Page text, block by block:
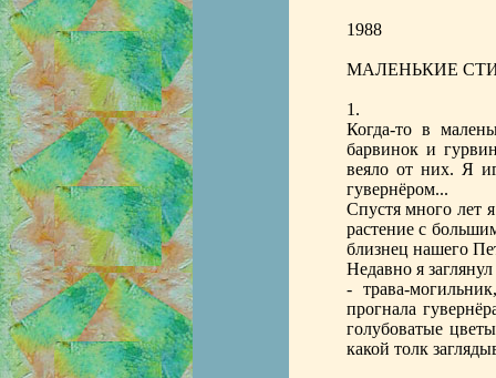
1988
МАЛЕНЬКИЕ
1.
Когда-то в
барвинок и
веяло от них. Я
гувернёром...
Спустя много лет
растение с
близнец нашего
Недавно я
- трава-
прогнала
голубоватые
какой толк